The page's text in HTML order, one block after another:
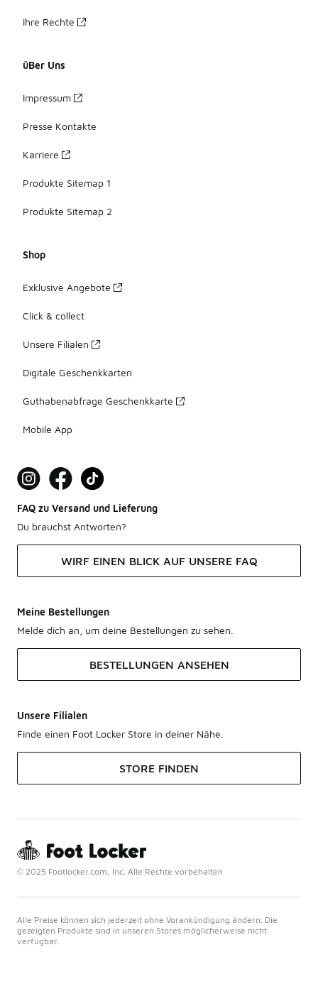
Ihre Rechte
üBer Uns
Impressum
Presse Kontakte
Karriere
Produkte Sitemap 1
Produkte Sitemap 2
Shop
Exklusive Angebote
Click & collect
Unsere Filialen
Digitale Geschenkkarten
Guthabenabfrage Geschenkkarte
Mobile App
FAQ zu Versand und Lieferung
Du brauchst Antworten?
WIRF EINEN BLICK AUF UNSERE FAQ
Meine Bestellungen
Melde dich an, um deine Bestellungen zu sehen.
BESTELLUNGEN ANSEHEN
Unsere Filialen
Finde einen Foot Locker Store in deiner Nähe.
STORE FINDEN
© 2025 Footlocker.com, Inc. Alle Rechte vorbehalten
Alle Preise können sich jederzeit ohne Vorankündigung ändern. Die
gezeigten Produkte sind in unseren Stores möglicherweise nicht
verfügbar.